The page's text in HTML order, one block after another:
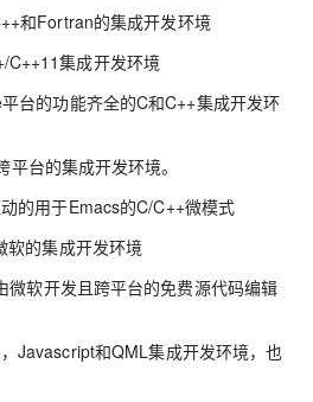
和Fortran的集成开发环境
C++11集成开发环境
台的功能齐全的C和C++集成开发环
台的集成开发环境。
的用于Emacs的C/C++微模式
软的集成开发环境
软开发且跨平台的免费源代码编辑
Javascript和QML集成开发环境，也